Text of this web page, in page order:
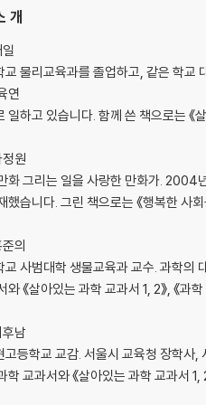
분
염류의 성분 조사
엇일까?
쌓기
무엇일까?
물
속에서 생물들은 어떻게 살까?
숨겨진 자원들
과학, 과학자들
개
교 물리교육과를 졸업하고, 같은 학교
연
일하고 있습니다. 함께 쓴 책으로는 《
원
화 그리는 일을 사랑한 만화가. 2004
했습니다. 그린 책으로는 《행복한 사
의
교 사범대학 생물교육과 교수. 과학의
와 《살아있는 과학 교과서 1, 2》, 《과
후남
고등학교 교감. 서울시 교육청 장학사
학 교과서와 《살아있는 과학 교과서 1,